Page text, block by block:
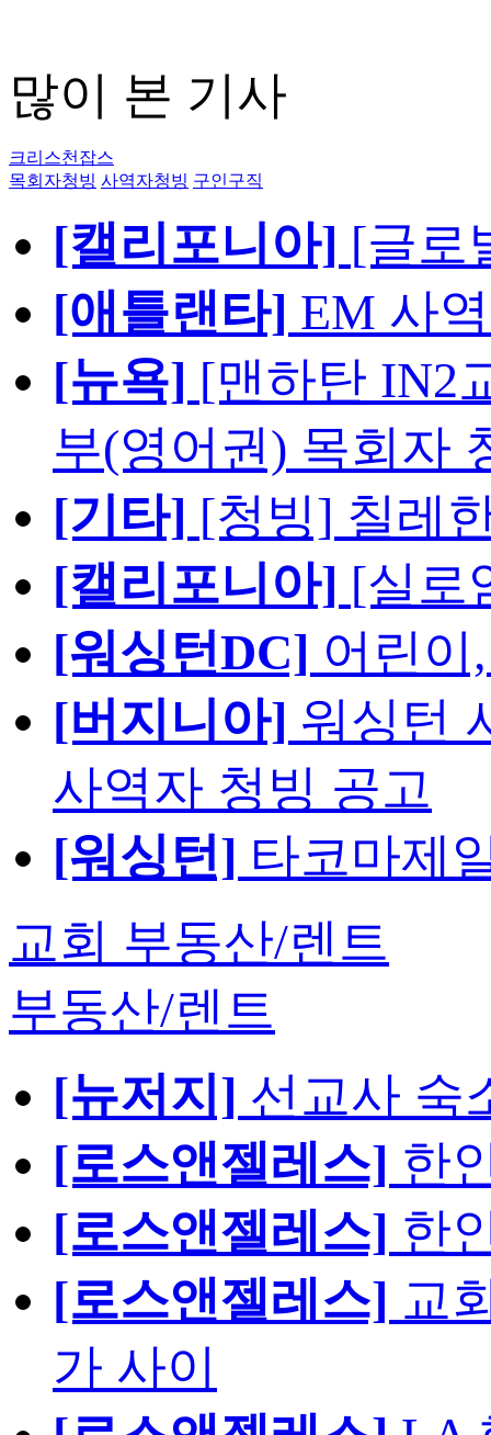
많이 본 기사
크리스천잡스
목회자청빙 사역자청빙 구인구직
[캘리포니아] [글로
[애틀랜타] EM 사
[뉴욕] [맨하탄 IN2
부(영어권) 목회자
[기타] [청빙] 칠레
[캘리포니아] [실로
[워싱턴DC] 어린이
[버지니아] 워싱턴
사역자 청빙 공고
[워싱턴] 타코마제
교회 부동산/렌트
부동산/렌트
[뉴저지] 선교사 숙
[로스앤젤레스] 한
[로스앤젤레스] 한
[로스앤젤레스] 교
가 사이